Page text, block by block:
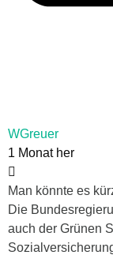
WGreuer
1 Monat her
Man könnte es
Die
auch der Grünen